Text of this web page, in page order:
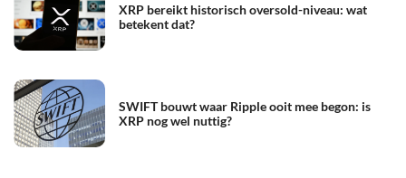
XRP bereikt historisch oversold-niveau: wat
betekent dat?
SWIFT bouwt waar Ripple ooit mee begon: is
XRP nog wel nuttig?